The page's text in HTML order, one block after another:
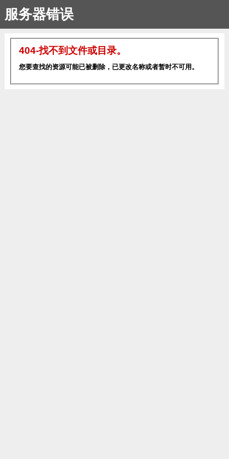
服务器错误
404-找不到文件或目录。
您要查找的资源可能已被删除，已更改名称或者暂时不可用。